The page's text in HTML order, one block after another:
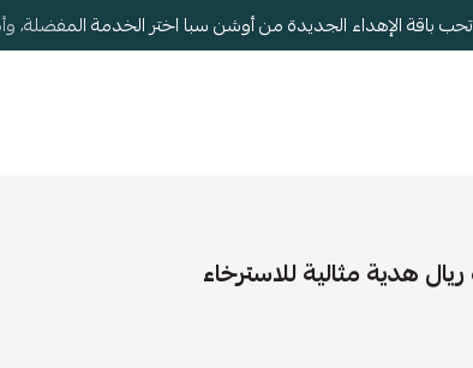
باقة الإهداء الجديدة من أوشن سبا اختر الخدمة المفضلة،